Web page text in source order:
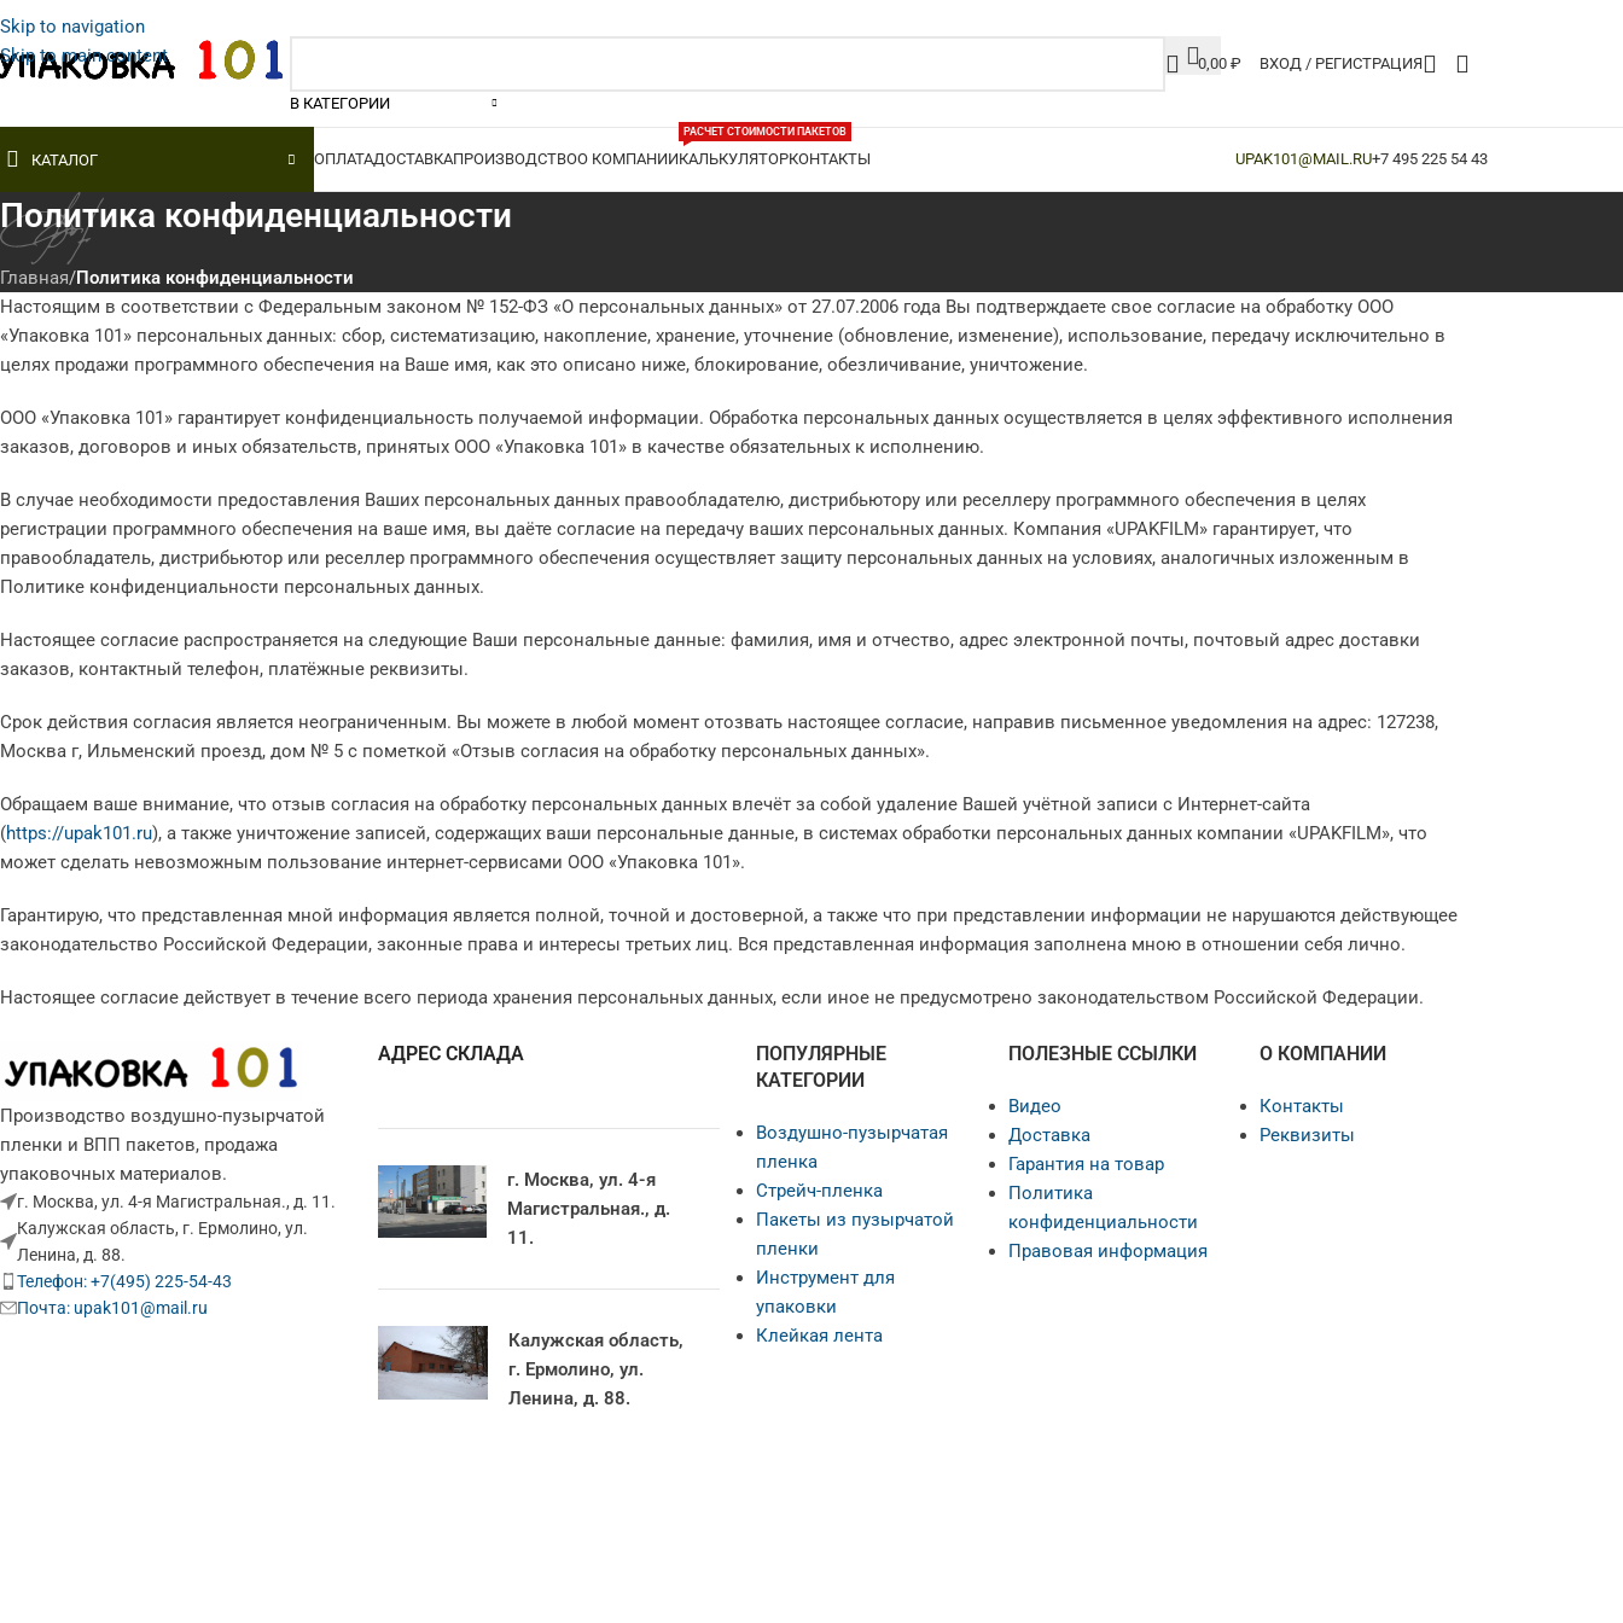
Skip to navigation
Skip to main content
В КАТЕГОРИИ
0,00 ₽ ВХОД / РЕГИСТРАЦИЯ
КАТАЛОГ
ВОЗДУШНО-
Двухслойная
Трехслойная
С большим пузырем
СТРЕЙЧ-ПЛЕНКА
Машинная
Диспенсеры для стрейч
пленки
ПОЛИЭТИЛЕНОВАЯ
1-й сорт
2-й сорт
ОПЛАТАДОСТАВКАПРОИЗВОДСТВОО КОМПАНИИКАЛЬКУЛЯТОР
РАСЧЕТ СТОИМОСТИ ПАКЕТОВ
КОНТАКТЫ UPAK101@MAIL.RU+7 495 225 54 43
Политика конфиденциальности
Главная/Политика конфиденциальности
Настоящим в соответствии с Федеральным законом № 152-ФЗ «О персональных данных» от 27.07.2006 года Вы подтверждаете свое согласие на обработку ООО
«Упаковка 101» персональных данных: сбор, систематизацию, накопление, хранение, уточнение (обновление, изменение), использование, передачу исключительно в
целях продажи программного обеспечения на Ваше имя, как это описано ниже, блокирование, обезличивание, уничтожение.
ООО «Упаковка 101» гарантирует конфиденциальность получаемой информации. Обработка персональных данных осуществляется в целях эффективного исполнения
заказов, договоров и иных обязательств, принятых ООО «Упаковка 101» в качестве обязательных к исполнению.
В случае необходимости предоставления Ваших персональных данных правообладателю, дистрибьютору или реселлеру программного обеспечения в целях
регистрации программного обеспечения на ваше имя, вы даёте согласие на передачу ваших персональных данных. Компания «UPAKFILM» гарантирует, что
правообладатель, дистрибьютор или реселлер программного обеспечения осуществляет защиту персональных данных на условиях, аналогичных изложенным в
Политике конфиденциальности персональных данных.
Настоящее согласие распространяется на следующие Ваши персональные данные: фамилия, имя и отчество, адрес электронной почты, почтовый адрес доставки
заказов, контактный телефон, платёжные реквизиты.
Срок действия согласия является неограниченным. Вы можете в любой момент отозвать настоящее согласие, направив письменное уведомления на адрес: 127238,
Москва г, Ильменский проезд, дом № 5 с пометкой «Отзыв согласия на обработку персональных данных».
Обращаем ваше внимание, что отзыв согласия на обработку персональных данных влечёт за собой удаление Вашей учётной записи с Интернет-сайта
(https://upak101.ru), а также уничтожение записей, содержащих ваши персональные данные, в системах обработки персональных данных компании «UPAKFILM», что
может сделать невозможным пользование интернет-сервисами ООО «Упаковка 101».
Гарантирую, что представленная мной информация является полной, точной и достоверной, а также что при представлении информации не нарушаются действующее
законодательство Российской Федерации, законные права и интересы третьих лиц. Вся представленная информация заполнена мною в отношении себя лично.
Настоящее согласие действует в течение всего периода хранения персональных данных, если иное не предусмотрено законодательством Российской Федерации.
Производство воздушно-пузырчатой
пленки и ВПП пакетов, продажа
упаковочных материалов.
г. Москва, ул. 4-я Магистральная., д. 11.
Калужская область, г. Ермолино, ул.
Ленина, д. 88.
Телефон: +7(495) 225-54-43
Почта: upak101@mail.ru
АДРЕС СКЛАДА
г. Москва, ул. 4-я
Магистральная., д.
11.
Калужская область,
г. Ермолино, ул.
Ленина, д. 88.
ПОПУЛЯРНЫЕ
КАТЕГОРИИ
Воздушно-пузырчатая
пленка
Стрейч-пленка
Пакеты из пузырчатой
пленки
Инструмент для
упаковки
Клейкая лента
ПОЛЕЗНЫЕ ССЫЛКИ
Видео
Доставка
Гарантия на товар
Политика
конфиденциальности
Правовая информация
О КОМПАНИИ
Контакты
Реквизиты